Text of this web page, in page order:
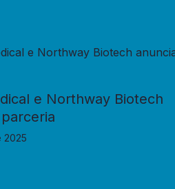
e Northway Biotech
2025